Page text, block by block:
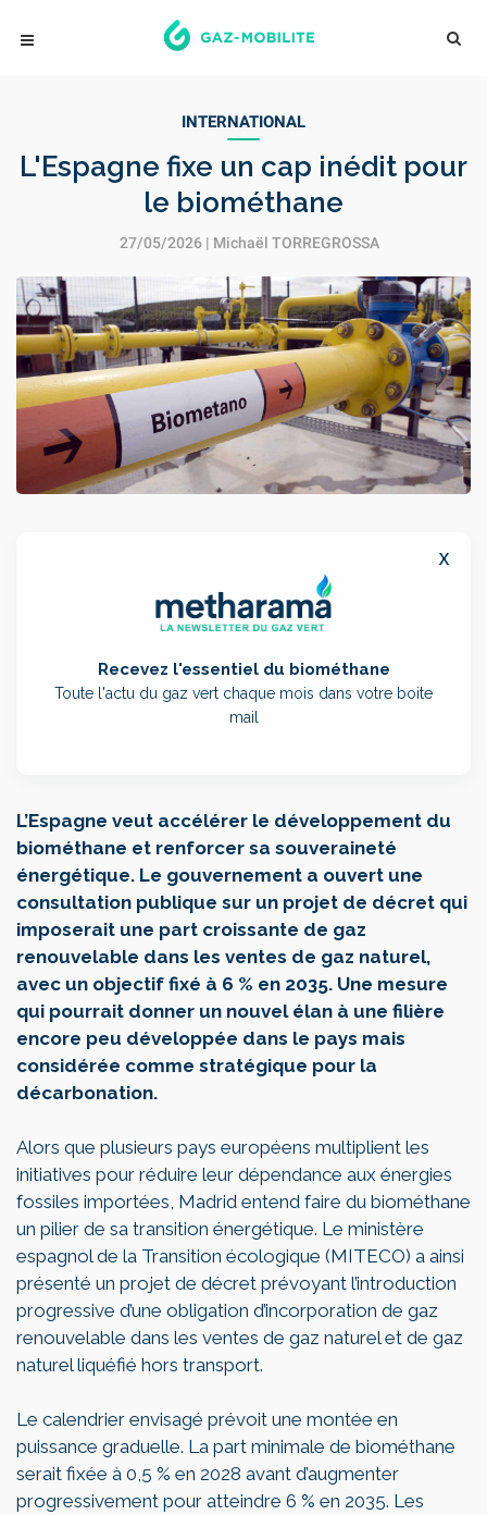
INTERNATIONAL
L'Espagne fixe un cap inédit pour
le biométhane
27/05/2026 | Michaël TORREGROSSA
x
Recevez l'essentiel du biométhane
Toute l'actu du gaz vert chaque mois dans votre boite
mail
L’Espagne veut accélérer le développement du
biométhane et renforcer sa souveraineté
énergétique. Le gouvernement a ouvert une
consultation publique sur un projet de décret qui
imposerait une part croissante de gaz
renouvelable dans les ventes de gaz naturel,
avec un objectif fixé à 6 % en 2035. Une mesure
qui pourrait donner un nouvel élan à une filière
encore peu développée dans le pays mais
considérée comme stratégique pour la
décarbonation.
Alors que plusieurs pays européens multiplient les
initiatives pour réduire leur dépendance aux énergies
fossiles importées, Madrid entend faire du biométhane
un pilier de sa transition énergétique. Le ministère
espagnol de la Transition écologique (MITECO) a ainsi
présenté un projet de décret prévoyant l’introduction
progressive d’une obligation d’incorporation de gaz
renouvelable dans les ventes de gaz naturel et de gaz
naturel liquéfié hors transport.
Le calendrier envisagé prévoit une montée en
puissance graduelle. La part minimale de biométhane
serait fixée à 0,5 % en 2028 avant d’augmenter
progressivement pour atteindre 6 % en 2035. Les